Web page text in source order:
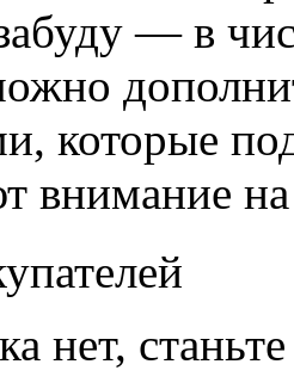
— в
которые
внимание
нет,